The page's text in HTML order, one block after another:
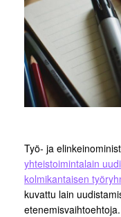
Työ- ja
yhteistoimintalain
kolmikantaisen
kuvattu lain
etenemisvaihtoehtoja.